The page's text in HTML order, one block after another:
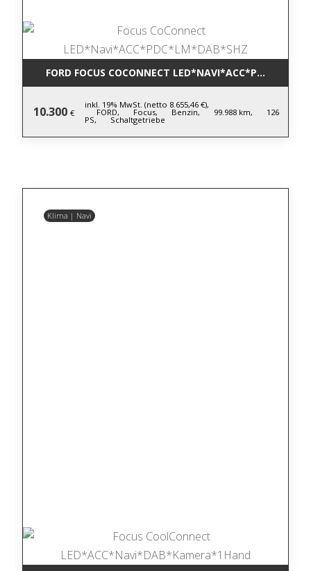
FORD FOCUS COCONNECT
10.300 €
inkl. 19% MwSt. (netto 8.655,46 €),
FORD, Focus, Benzin, 99.988 km, 126
PS, Schaltgetriebe
Klima | Navi